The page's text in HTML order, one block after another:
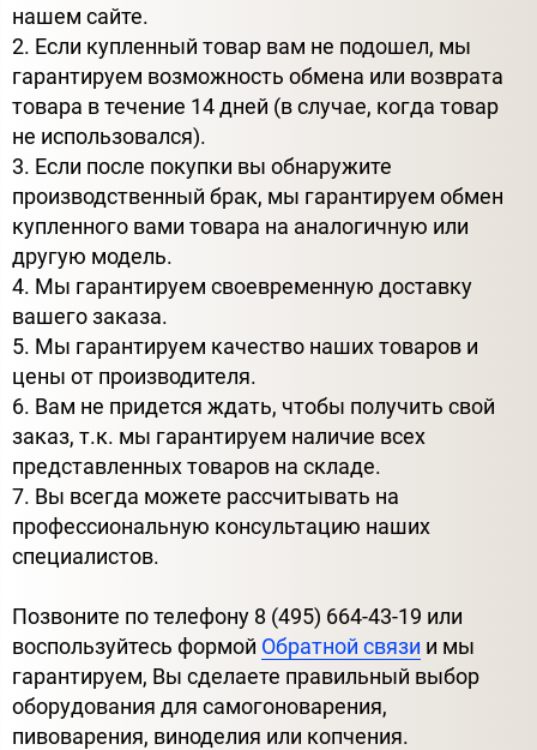
нашем сайте.
2. Если купленный товар вам не подошел, мы
гарантируем возможность обмена или возврата
товара в течение 14 дней (в случае, когда товар
не использовался).
3. Если после покупки вы обнаружите
производственный брак, мы гарантируем обмен
купленного вами товара на аналогичную или
другую модель.
4. Мы гарантируем своевременную доставку
вашего заказа.
5. Мы гарантируем качество наших товаров и
цены от производителя.
6. Вам не придется ждать, чтобы получить свой
заказ, т.к. мы гарантируем наличие всех
представленных товаров на складе.
7. Вы всегда можете рассчитывать на
профессиональную консультацию наших
специалистов.
Позвоните по телефону 8 (495) 664-43-19 или
воспользуйтесь формой Обратной связи и мы
гарантируем, Вы сделаете правильный выбор
оборудования для самогоноварения,
пивоварения, виноделия или копчения.